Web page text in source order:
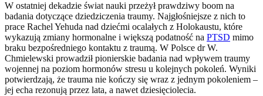
W ostatniej dekadzie świat nauki przeżył prawdziwy boom na
badania dotyczące dziedziczenia traumy. Najgłośniejsze z nich to
prace Rachel Yehuda nad dziećmi ocalałych z Holokaustu, które
wykazują zmiany hormonalne i większą podatność na PTSD mimo
braku bezpośredniego kontaktu z traumą. W Polsce dr W.
Chmielewski prowadził pionierskie badania nad wpływem traumy
wojennej na poziom hormonów stresu u kolejnych pokoleń. Wyniki
potwierdzają, że trauma nie kończy się wraz z jednym pokoleniem –
jej echa rezonują przez lata, a nawet dziesięciolecia.